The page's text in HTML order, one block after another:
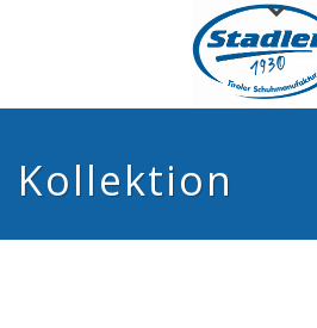
Kollektion